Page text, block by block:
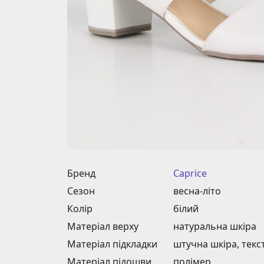
Бренд
Caprice
Сезон
весна-літо
Колір
білий
Матеріал верху
натуральна шкіра
Матеріал підкладки
штучна шкіра,